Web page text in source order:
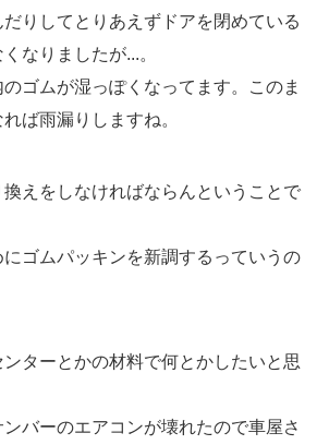
りしてとりあえずドアを閉めている
なりましたが...。
ゴムが湿っぽくなってます。このま
ば雨漏りしますね。
えをしなければならんということで
にゴムパッキンを新調するっていうの
ターとかの材料で何とかしたいと思
バーのエアコンが壊れたので車屋さ